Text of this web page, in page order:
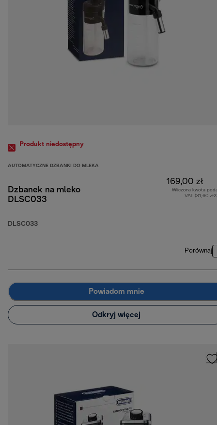
Produkt niedostępny
AUTOMATYCZNE DZBANKI DO MLEKA
Dzbanek na mleko
DLSC033
DLSC033
169,00 zł
Wliczona kwota
VAT (31,60
Porównaj
Powiadom mnie
Odkryj więcej